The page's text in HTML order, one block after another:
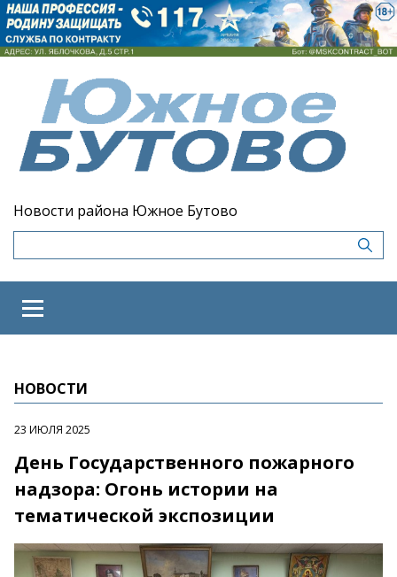
Новости района Южное Бутово
НОВОСТИ
23 ИЮЛЯ 2025
День Государственного пожарного
надзора: Огонь истории на
тематической экспозиции